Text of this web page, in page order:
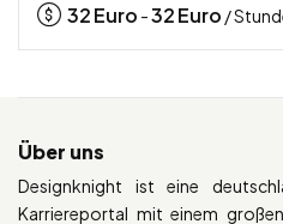
32Euro -32Euro /
Über uns
Designknight ist eine
Karriereportal mit einem